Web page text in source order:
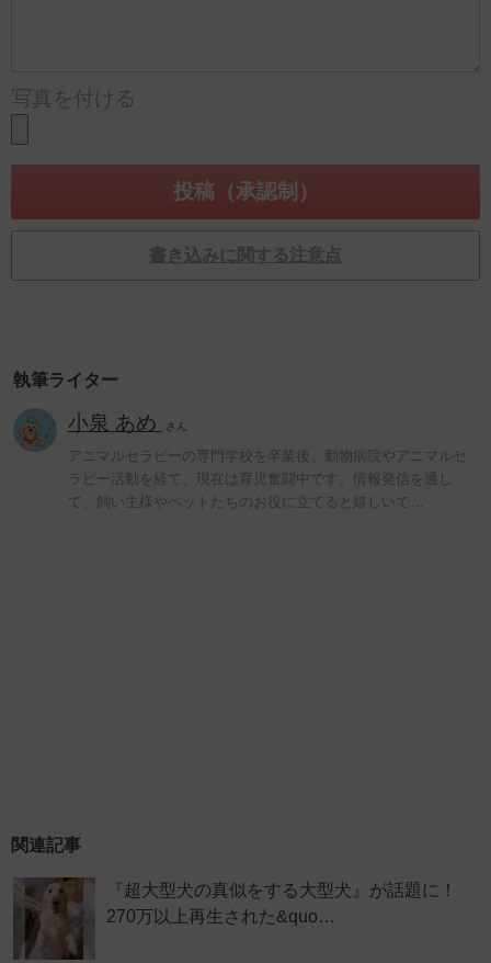
写真を付ける
書き込みに関する注意点
執筆ライター
小泉 あめ さん
アニマルセラピーの専門学校を卒業後、動物病院やアニマルセ
ラピー活動を経て、現在は育児奮闘中です。情報発信を通し
て、飼い主様やペットたちのお役に立てると嬉しいで…
関連記事
『超大型犬の真似をする大型犬』が話題に！
270万以上再生された&quo…